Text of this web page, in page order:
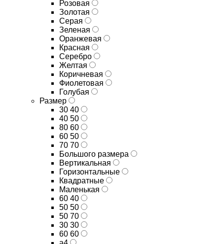
Розовая
Золотая
Серая
Зеленая
Оранжевая
Красная
Серебро
Желтая
Коричневая
Фиолетовая
Голубая
Размер
30 40
40 50
80 60
60 50
70 70
Большого размера
Вертикальная
Горизонтальные
Квадратные
Маленькая
60 40
50 50
50 70
30 30
60 60